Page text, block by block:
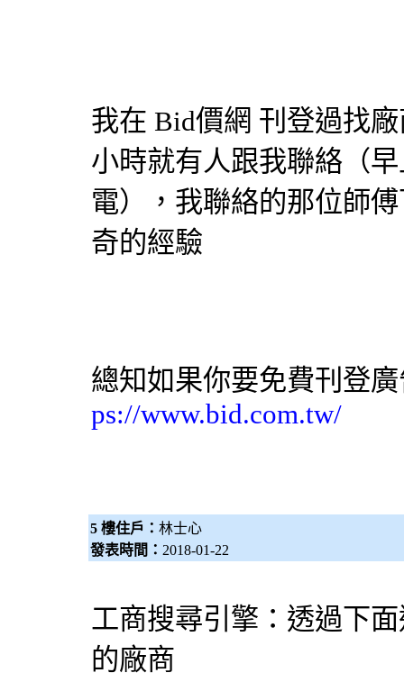
我在 Bid價網 刊登過找
小時就有人跟我聯絡（
電），我聯絡的那位師
奇的經驗
總知如果你要免費刊登
ps://www.bid.com.tw/
5 樓住戶： 林士心
發表時間： 2018-01-22
工商搜尋引擎 ：透過下
的廠商